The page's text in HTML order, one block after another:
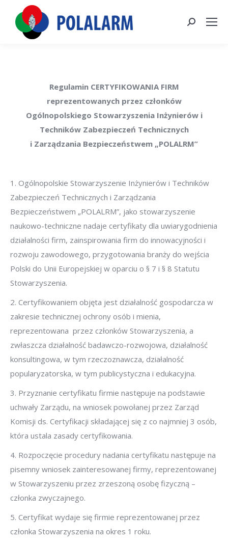
Szukaj:
Regulamin CERTYFIKOWANIA FIRM
reprezentowanych przez członków
Ogólnopolskiego Stowarzyszenia Inżynierów i
Techników Zabezpieczeń Technicznych
i Zarządzania Bezpieczeństwem „POLALRM”
1. Ogólnopolskie Stowarzyszenie Inżynierów i Techników
Zabezpieczeń Technicznych i Zarządzania
Bezpieczeństwem „POLALRM”, jako stowarzyszenie
naukowo-techniczne nadaje certyfikaty dla uwiarygodnienia
działalności firm, zainspirowania firm do innowacyjności i
rozwoju zawodowego, przygotowania branży do wejścia
Polski do Unii Europejskiej w oparciu o § 7 i § 8 Statutu
Stowarzyszenia.
2. Certyfikowaniem objęta jest działalność gospodarcza w
zakresie technicznej ochrony osób i mienia,
reprezentowana przez członków Stowarzyszenia, a
zwłaszcza działalność badawczo-rozwojowa, działalność
konsultingowa, w tym rzeczoznawcza, działalność
popularyzatorska, w tym publicystyczna i edukacyjna.
3. Przyznanie certyfikatu firmie następuje na podstawie
uchwały Zarządu, na wniosek powołanej przez Zarząd
Komisji ds. Certyfikacji składającej się z co najmniej 3 osób,
która ustala zasady certyfikowania.
4. Rozpoczęcie procedury nadania certyfikatu następuje na
pisemny wniosek zainteresowanej firmy, reprezentowanej
w Stowarzyszeniu przez zrzeszoną osobę fizyczną –
członka zwyczajnego.
5. Certyfikat wydaje się firmie reprezentowanej przez
członka Stowarzyszenia na okres 1 roku.